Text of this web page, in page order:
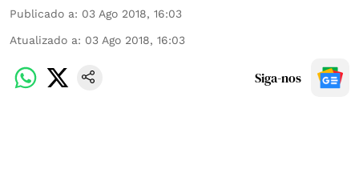
Publicado a: 03 Ago 2018, 16:03
Atualizado a: 03 Ago 2018, 16:03
Siga-nos